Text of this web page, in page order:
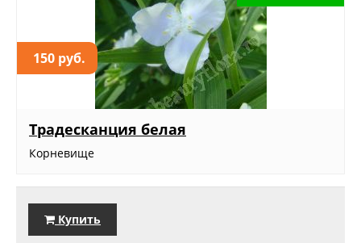
150 руб.
Традесканция белая
Корневище
Купить